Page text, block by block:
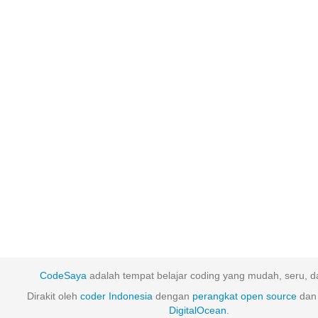
CodeSaya adalah tempat belajar coding yang mudah, seru,
Dirakit oleh coder Indonesia dengan perangkat open source
DigitalOcean